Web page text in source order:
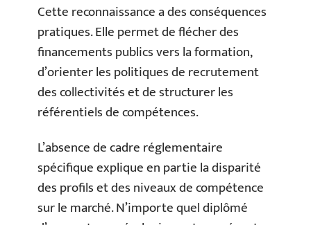
Cette reconnaissance a des conséquences
pratiques. Elle permet de flécher des
financements publics vers la formation,
d’orienter les politiques de recrutement
des collectivités et de structurer les
référentiels de compétences.
L’absence de cadre réglementaire
spécifique explique en partie la disparité
des profils et des niveaux de compétence
sur le marché. N’importe quel diplômé